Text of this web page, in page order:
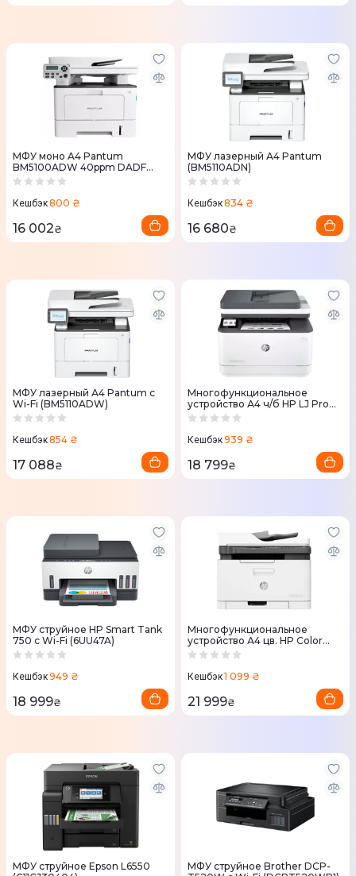
МФУ моно A4 Pantum
BM5100ADW 40ppm DADF
Duplex Ethernet WiFi
Кешбэк800 ₴
16 002₴
МФУ лазерный А4 Pantum
(BM5110ADN)
Кешбэк834 ₴
16 680₴
МФУ лазерный А4 Pantum с
Wi-Fi (BM5110ADW)
Кешбэк854 ₴
17 088₴
Многофункциональное
устройство А4 ч/б HP LJ Pro
3103fdn (3G631A)
Кешбэк939 ₴
18 799₴
МФУ струйное HP Smart Tank
750 c Wi-Fi (6UU47A)
Кешбэк949 ₴
18 999₴
Многофункциональное
устройство А4 цв. HP Color
Laser 179fnw с Wi-Fi (4ZB97A)
Кешбэк1 099 ₴
21 999₴
МФУ струйное Epson L6550
МФУ струйное Brother DCP-